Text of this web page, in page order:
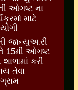
ઓગષ્ટ ના
માટે
જાન્યુઆરી
15મી ઓગષ્ટ
શાળામાં કરી
તેવા